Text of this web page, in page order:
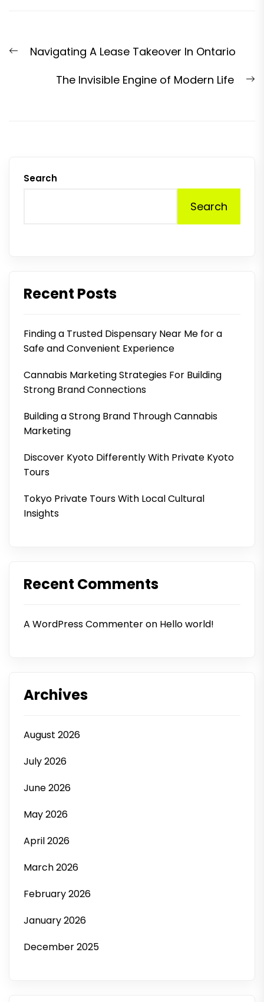
navigation
PreviousNavigating A Lease Takeover In Ontario
The Invisible Engine of Modern Life
Search
Search
Recent Posts
Finding a Trusted Dispensary Near Me for a
Safe and Convenient Experience
Cannabis Marketing Strategies For Building
Strong Brand Connections
Building a Strong Brand Through Cannabis
Marketing
Discover Kyoto Differently With Private Kyoto
Tours
Tokyo Private Tours With Local Cultural
Insights
Recent Comments
A WordPress Commenteron Hello world!
Archives
August 2026
July 2026
June 2026
May 2026
April 2026
March 2026
February 2026
January 2026
December 2025